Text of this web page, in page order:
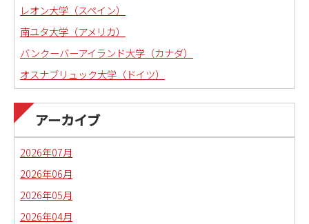
レオン大学（スペイン）
南ユタ大学（アメリカ）
バンクーバーアイランド大学（カナダ）
オスナブリュック大学（ドイツ）
アーカイブ
2026年07月
2026年06月
2026年05月
2026年04月